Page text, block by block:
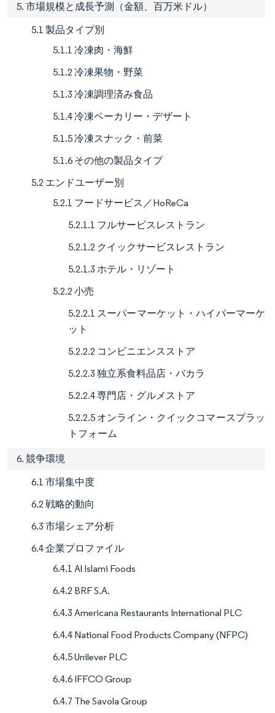
5. 市場規模と成長予測（金額、百万米ドル）
5.1 製品タイプ別
5.1.1 冷凍肉・海鮮
5.1.2 冷凍果物・野菜
5.1.3 冷凍調理済み食品
5.1.4 冷凍ベーカリー・デザート
5.1.5 冷凍スナック・前菜
5.1.6 その他の製品タイプ
5.2 エンドユーザー別
5.2.1 フードサービス／HoReCa
5.2.1.1 フルサービスレストラン
5.2.1.2 クイックサービスレストラン
5.2.1.3 ホテル・リゾート
5.2.2 小売
5.2.2.1 スーパーマーケット・ハイパーマーケ
ット
5.2.2.2 コンビニエンスストア
5.2.2.3 独立系食料品店・バカラ
5.2.2.4 専門店・グルメストア
5.2.2.5 オンライン・クイックコマースプラッ
トフォーム
6. 競争環境
6.1 市場集中度
6.2 戦略的動向
6.3 市場シェア分析
6.4 企業プロファイル
6.4.1 Al Islami Foods
6.4.2 BRF S.A.
6.4.3 Americana Restaurants International PLC
6.4.4 National Food Products Company (NFPC)
6.4.5 Unilever PLC
6.4.6 IFFCO Group
6.4.7 The Savola Group